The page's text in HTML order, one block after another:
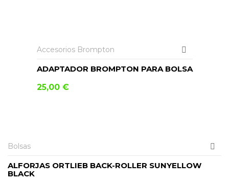
Accesorios Brompton
ADAPTADOR BROMPTON PARA BOLSA
25,00 €
Bolsas
ALFORJAS ORTLIEB BACK-ROLLER SUNYELLOW
BLACK